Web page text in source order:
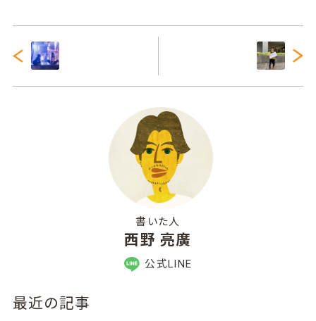
書いた人
西野 亮廣
公式LINE
最近の記事